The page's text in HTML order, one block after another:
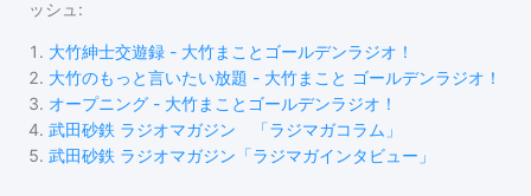
ッシュ :
1 . 大竹紳士交遊録 - 大竹まことゴールデンラジオ！
2. 大竹のもっと言いたい放題 - 大竹まこと ゴールデンラジオ！
3. オープニング - 大竹まことゴールデンラジオ！
4. 武田砂鉄 ラジオマガジン 「ラジマガコラム」
5. 武田砂鉄 ラジオマガジン「ラジマガインタビュー」